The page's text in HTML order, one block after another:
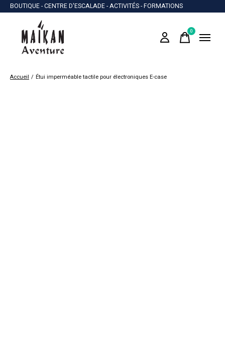
BOUTIQUE - CENTRE D'ESCALADE - ACTIVITÉS - FORMATIONS
0items
Accueil / Étui imperméable tactile pour électroniques E-case